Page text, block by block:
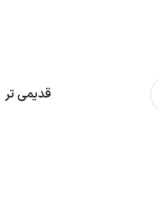
قدیمی تر